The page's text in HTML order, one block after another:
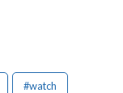
#watch